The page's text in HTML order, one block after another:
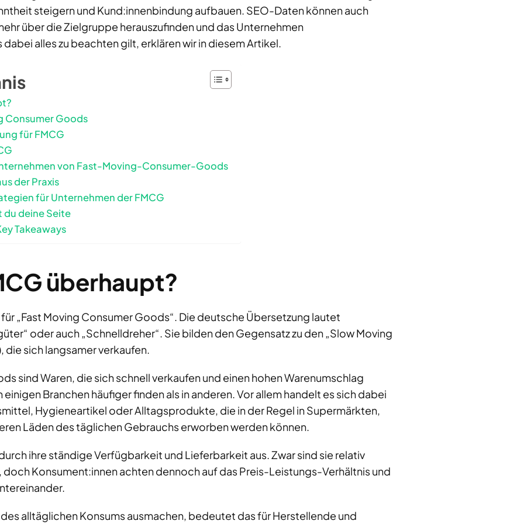
steigern und Kund:innenbindung aufbauen. SEO-Daten können auch
über die Zielgruppe herauszufinden und das Unternehmen
alles zu beachten gilt, erklären wir in diesem Artikel.
Consumer Goods
für FMCG
von Fast-Moving-Consumer-Goods
der Praxis
für Unternehmen der FMCG
du deine Seite
Takeaways
überhaupt?
„Fast Moving Consumer Goods“. Die deutsche Übersetzung lautet
oder auch „Schnelldreher“. Sie bilden den Gegensatz zu den „Slow Moving
die sich langsamer verkaufen.
sind Waren, die sich schnell verkaufen und einen hohen Warenumschlag
einigen Branchen häufiger finden als in anderen. Vor allem handelt es sich dabei
Hygieneartikel oder Alltagsprodukte, die in der Regel in Supermärkten,
Läden des täglichen Gebrauchs erworben werden können.
ihre ständige Verfügbarkeit und Lieferbarkeit aus. Zwar sind sie relativ
Konsument:innen achten dennoch auf das Preis-Leistungs-Verhältnis und
des alltäglichen Konsums ausmachen, bedeutet das für Herstellende und